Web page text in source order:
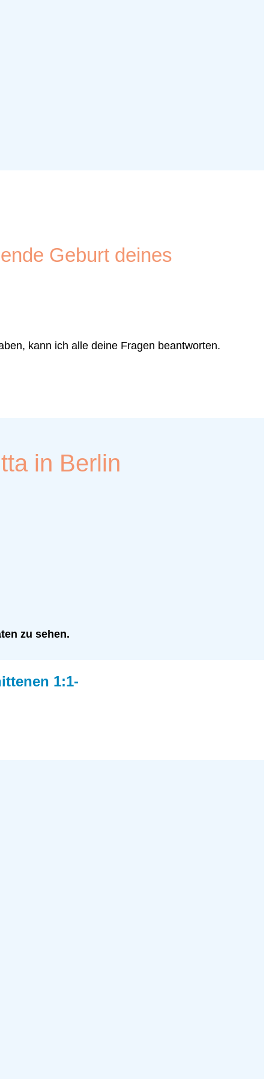
Geburt deines
kann ich alle deine Fragen beantworten.
in Berlin
zu sehen.
1:1-